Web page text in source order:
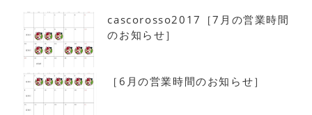
cascorosso2017［7月の営業時間
のお知らせ］
［6月の営業時間のお知らせ］